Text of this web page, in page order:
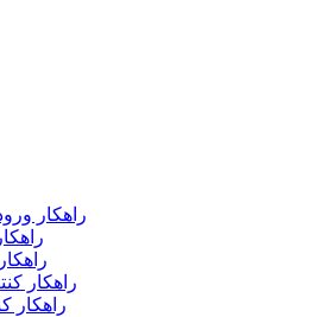
راهکار
راهکار
راهکار